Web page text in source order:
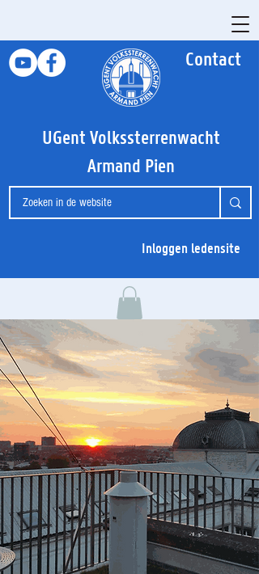
Contact
UGent Volkssterrenwacht
Armand Pien
Inloggen ledensite